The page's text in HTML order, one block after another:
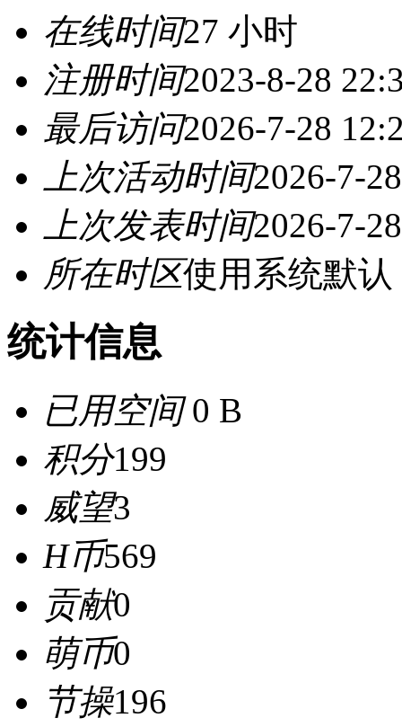
在线时间27 小时
注册时间2023-8-28
最后访问2026-7-28
上次活动时间2026-7-
上次发表时间2026-7-
所在时区使用系统默认
统计信息
已用空间0 B
积分199
威望3
H币569
贡献0
萌币0
节操196